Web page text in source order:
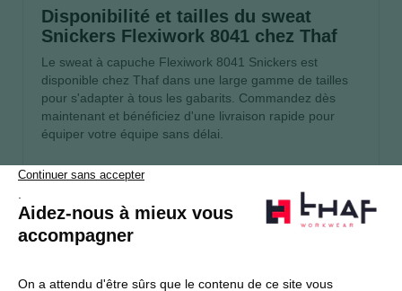
Disponibilité et tailles du sweat
Snickers Flexiwork 8041 chez Thaf
Le sweat à capuche Flexiwork 8041 Snickers est
disponible chez Thaf dans une large gamme de tailles
pour s'adapter à tous les gabarits. Commandez dès
maintenant et bénéficiez d'une livraison rapide pour
équiper votre équipe sans délai.